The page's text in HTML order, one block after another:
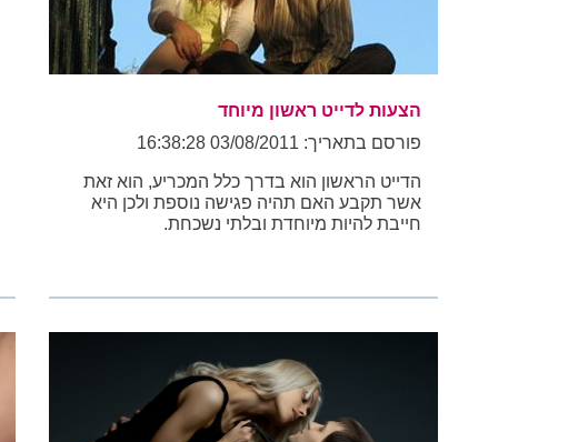
הצעות לדייט ראשון מיוחד
פורסם בתאריך: 03/08/2011 16:38:28
הדייט הראשון הוא בדרך כלל המכריע, הוא זאת
אשר תקבע האם תהיה פגישה נוספת ולכן היא
חייבת להיות מיוחדת ובלתי נשכחת.